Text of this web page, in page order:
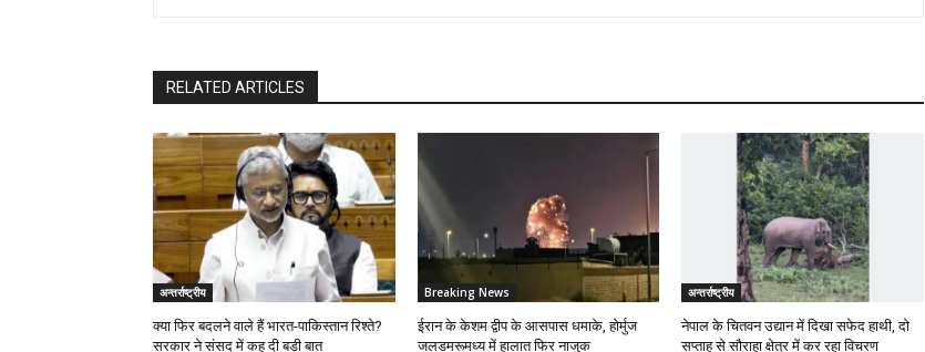
RELATED ARTICLES
अन्तर्राष्ट्रीय
क्या फिर बदलने वाले हैं भारत-पाकिस्तान रिश्ते?
सरकार ने संसद में कह दी बड़ी बात
Breaking News
ईरान के केशम द्वीप के आसपास धमाके, होर्मुज
जलडमरूमध्य में हालात फिर नाजुक
अन्तर्राष्ट्रीय
नेपाल के चितवन उद्यान में दिखा सफेद हाथी, दो
सप्ताह से सौराहा क्षेत्र में कर रहा विचरण